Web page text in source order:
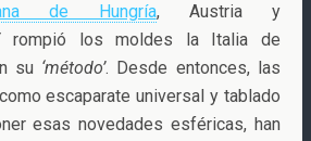
de Hungría, Austria y
rompió los moldes la Italia de
su ‘método’. Desde entonces, las
escaparate universal y tablado
esas novedades esféricas, han